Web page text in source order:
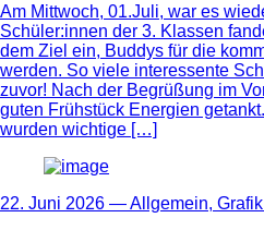
Am Mittwoch, 01.Juli, war es
Schüler:innen der 3. Klassen
dem Ziel ein, Buddys für die
werden. So viele interessente
zuvor! Nach der Begrüßung im
guten Frühstück Energien
wurden wichtige […]
22. Juni 2026 —Allgemein,